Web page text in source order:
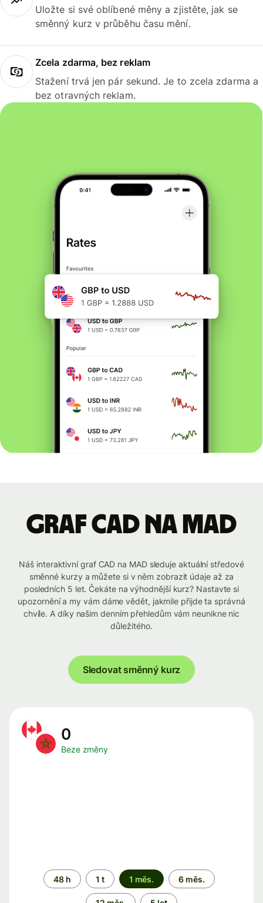
Uložte si své oblíbené měny a zjistěte, jak se
směnný kurz v průběhu času mění.
Zcela zdarma, bez reklam
Stažení trvá jen pár sekund. Je to zcela zdarma a
bez otravných reklam.
graf CAD na MAD
Náš interaktivní graf CAD na MAD sleduje aktuální středové
směnné kurzy a můžete si v něm zobrazit údaje až za
posledních 5 let. Čekáte na výhodnější kurz? Nastavte si
upozornění a my vám dáme vědět, jakmile přijde ta správná
chvíle. A díky našim denním přehledům vám neunikne nic
důležitého.
Sledovat směnný kurz
0
Beze změny
Časové
období
48 h 1 t 1 měs. 6 měs.